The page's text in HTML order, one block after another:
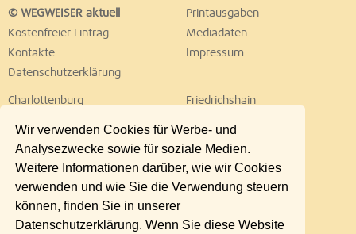
Wir verwenden Cookies für Werbe- und
Analysezwecke sowie für soziale Medien.
Weitere Informationen darüber, wie wir Cookies
verwenden und wie Sie die Verwendung steuern
können, finden Sie in unserer
Datenschutzerklärung. Wenn Sie diese Website
© WEGWEISER aktuell
Printausgaben
Kostenfreier Eintrag
Mediadaten
Kontakte
Impressum
Datenschutzerklärung
Charlottenburg
Friedrichshain
Lichtenberg
Marzahn
Neukölln
Pankow
Reinickendorf
Schöneberg